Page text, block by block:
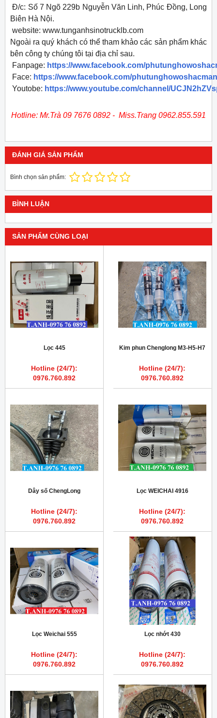
Đ/c: Số 7 Ngõ 229b Nguyễn Văn Linh, Phúc Đồng, Long
Biên Hà Nội.
website: www.tunganhsinotrucklb.com
Ngoài ra quý khách có thể tham khảo các sản phẩm khác
bên công ty chúng tôi tại địa chỉ sau.
Fanpage: https://www.facebook.com/
Face: https://www.facebook.com/
Youtobe: https://www.youtube.com/channel/
​Hotline: Mr.Trà 09 7676 0892 - Miss.Trang 0962.855.591
ĐÁNH GIÁ SẢN PHẨM
Bình chọn sản phẩm:
BÌNH LUẬN
SẢN PHẨM CÙNG LOẠI
Lọc 445
Hotline (24/7):
0976.760.892
Kim phun Chenglong M3-H5-H7
Hotline (24/7):
0976.760.892
Dây số ChengLong
Hotline (24/7):
0976.760.892
Lọc WEICHAI 4916
Hotline (24/7):
0976.760.892
Lọc Weichai 555
Hotline (24/7):
0976.760.892
Lọc nhớt 430
Hotline (24/7):
0976.760.892